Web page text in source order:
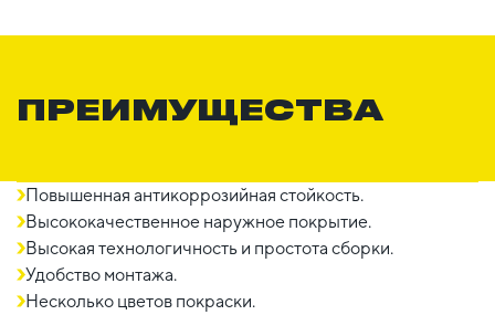
ПРЕИМУЩЕСТВА
Повышенная антикоррозийная стойкость.
Высококачественное наружное покрытие.
Высокая технологичность и простота сборки.
Удобство монтажа.
Несколько цветов покраски.